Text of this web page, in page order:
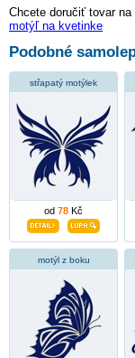
Chcete doručiť tovar
motýľ na kvetinke
Podobné
střapatý motýlek
od 78 Kč
motýl z boku